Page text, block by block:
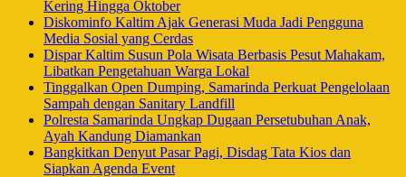
Kering Hingga Oktober
Diskominfo Kaltim Ajak Generasi Muda Jadi Pengguna
Media Sosial yang Cerdas
Dispar Kaltim Susun Pola Wisata Berbasis Pesut Mahakam,
Libatkan Pengetahuan Warga Lokal
Tinggalkan Open Dumping, Samarinda Perkuat Pengelolaan
Sampah dengan Sanitary Landfill
Polresta Samarinda Ungkap Dugaan Persetubuhan Anak,
Ayah Kandung Diamankan
Bangkitkan Denyut Pasar Pagi, Disdag Tata Kios dan
Siapkan Agenda Event